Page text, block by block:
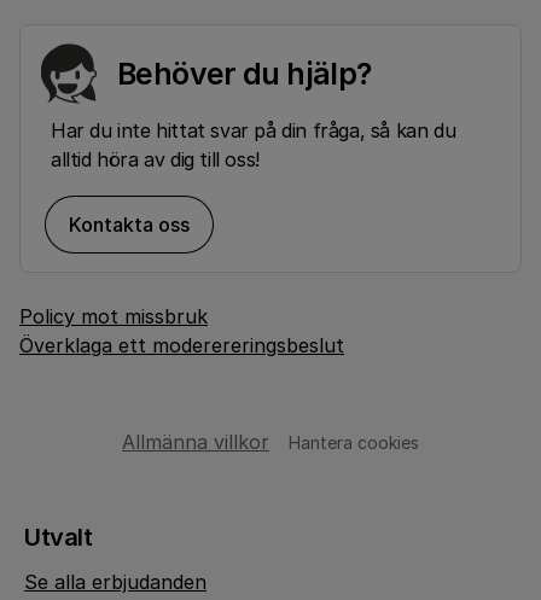
Behöver du hjälp?
Har du inte hittat svar på din fråga, så kan du
alltid höra av dig till oss!
Kontakta oss
Policy mot missbruk
Överklaga ett moderereringsbeslut
Allmänna villkor Hantera cookies
Utvalt
Se alla erbjudanden